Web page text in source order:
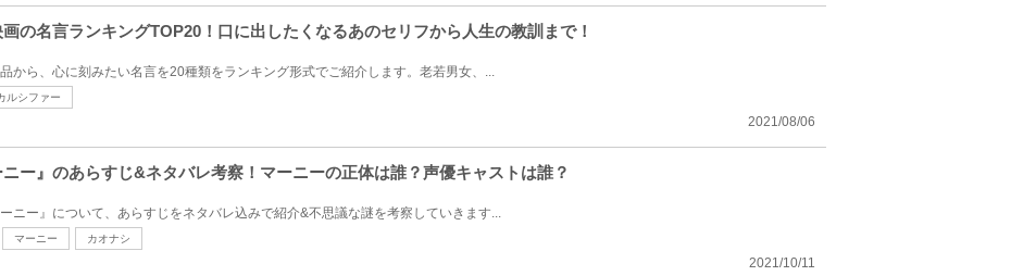
画の名言ランキングTOP20！口に出したくなるあのセリフから人生の教訓まで！
から、心に刻みたい名言を20種類をランキング形式でご紹介します。老若男女、...
ルシファー
2021/08/06
ー』のあらすじ&ネタバレ考察！マーニーの正体は誰？声優キャストは誰？
ニー』について、あらすじをネタバレ込みで紹介&不思議な謎を考察していきます...
マーニー カオナシ
2021/10/11